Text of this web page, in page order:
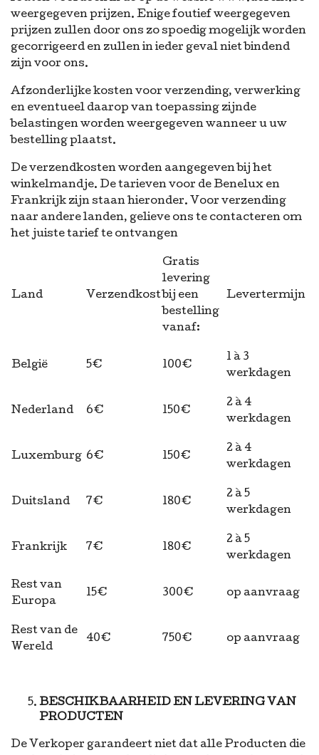
weergegeven prijzen. Enige foutief weergegeven
prijzen zullen door ons zo spoedig mogelijk worden
gecorrigeerd en zullen in ieder geval niet bindend
zijn voor ons.
Afzonderlijke kosten voor verzending, verwerking
en eventueel daarop van toepassing zijnde
belastingen worden weergegeven wanneer u uw
bestelling plaatst.
De verzendkosten worden aangegeven bij het
winkelmandje. De tarieven voor de Benelux en
Frankrijk zijn staan hieronder. Voor verzending
naar andere landen, gelieve ons te contacteren om
het juiste tarief te ontvangen
Land Verzendkost
Gratis
levering
bij een
bestelling
vanaf:
Levertermijn
België 5€ 100€
1 à 3
werkdagen
Nederland 6€ 150€
2 à 4
werkdagen
Luxemburg 6€ 150€
2 à 4
werkdagen
Duitsland 7€ 180€
2 à 5
werkdagen
Frankrijk 7€ 180€
2 à 5
werkdagen
Rest van
Europa
15€ 300€ op aanvraag
Rest van de
Wereld
40€ 750€ op aanvraag
BESCHIKBAARHEID EN LEVERING VAN
PRODUCTEN
De Verkoper garandeert niet dat alle Producten die